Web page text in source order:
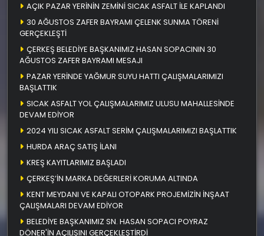
AÇIK PAZAR YERİNİN ZEMİNİ SICAK ASFALT İLE KAPLANDI
30 AĞUSTOS ZAFER BAYRAMI ÇELENK SUNMA TÖRENİ
GERÇEKLEŞTİ
ÇERKEŞ BELEDİYE BAŞKANIMIZ HASAN SOPACININ 30
AĞUSTOS ZAFER BAYRAMI MESAJI
PAZAR YERİNDE YAĞMUR SUYU HATTI ÇALIŞMALARIMIZI
BAŞLATTIK
SICAK ASFALT YOL ÇALIŞMALARIMIZ ULUSU MAHALLESİNDE
DEVAM EDİYOR
2024 YILI SICAK ASFALT SERİM ÇALIŞMALARIMIZI BAŞLATTIK
HURDA ARAÇ SATIŞ İLANI
KREŞ KAYITLARIMIZ BAŞLADI
ÇERKEŞ’İN MARKA DEĞERLERİ KORUMA ALTINDA
KENT MEYDANI VE KAPALI OTOPARK PROJEMİZİN İNŞAAT
ÇALIŞMALARI DEVAM EDİYOR
BELEDİYE BAŞKANIMIZ SN. HASAN SOPACI POYRAZ
DÖNER'İN AÇILIŞINI GERÇEKLEŞTİRDİ